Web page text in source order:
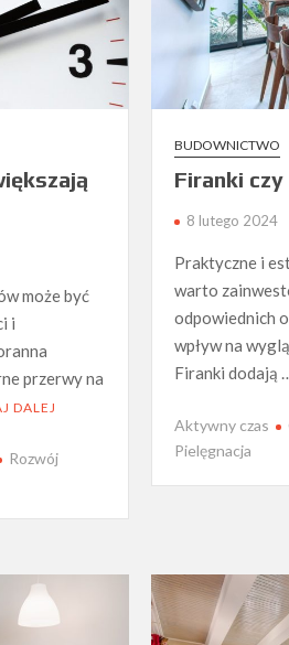
może być
i
przerwy na
DALEJ
Rozwój
BUDOWNICTWO
Firanki
8 lutego 2024
Praktyczne i
warto
odpowiednich
wpływ na
Firanki dodają
Aktywny czas
Pielęgnacja